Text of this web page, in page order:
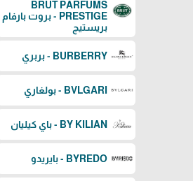
BRUT PARFUMS
PRESTIGE - بروت بارفام
بريستيج
BURBERRY - بربري
BVLGARI - بولغاري
BY KILIAN - باي كيليان
BYREDO - بايريدو